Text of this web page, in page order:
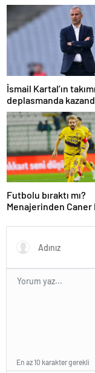
İsmail Kartal’ın takımı
deplasmanda
Futbolu bıraktı mı?
Menajerinden Caner
En az 10 karakter gerekli